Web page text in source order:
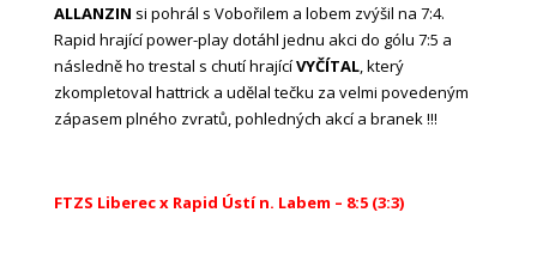
ALLANZIN si pohrál s Vobořilem a lobem zvýšil na 7:4.
Rapid hrající power-play dotáhl jednu akci do gólu 7:5 a
následně ho trestal s chutí hrajícíVYČÍTAL, který
zkompletoval hattrick a udělal tečku za velmi povedeným
zápasem plného zvratů, pohledných akcí a branek !!!
FTZS Liberec x Rapid Ústí n. Labem – 8:5 (3:3)